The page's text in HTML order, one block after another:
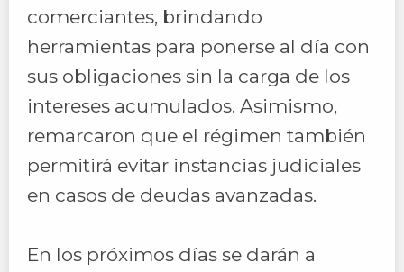
comerciantes, brindando
herramientas para ponerse al día con
sus obligaciones sin la carga de los
intereses acumulados. Asimismo,
remarcaron que el régimen también
permitirá evitar instancias judiciales
en casos de deudas avanzadas.
En los próximos días se darán a